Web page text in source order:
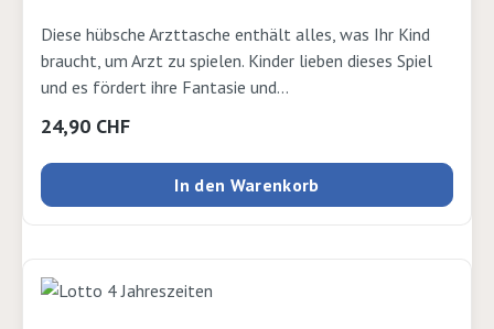
Diese hübsche Arzttasche enthält alles, was Ihr Kind
braucht, um Arzt zu spielen. Kinder lieben dieses Spiel
und es fördert ihre Fantasie und
Material: Holz, Polyester 22.5x17x8cm
Regulärer Preis:
24,90 CHF
In den Warenkorb